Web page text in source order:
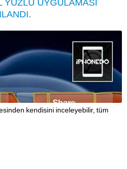
YÜZLÜ UYGULAMASI
kendisini inceleyebilir, tüm